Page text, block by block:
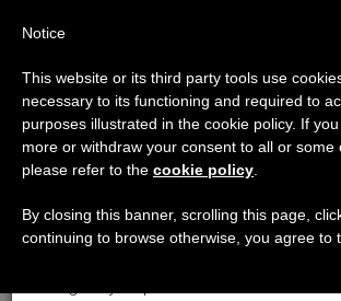
Aviso importante
Del 27 de julio al 7 de agosto
anual, aprovechando que en el
se generan menos informaciones y
Notice
This website or its third party tools use
necessary to its functioning and required to
purposes illustrated in the cookie policy. If
more or withdraw your consent to all or some
please refer to the cookie policy
By closing this banner, scrolling this page,
continuing to browse otherwise, you agree to